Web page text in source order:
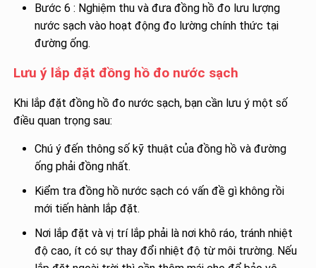
Bước 6 : Nghiệm thu và đưa đồng hồ đo lưu lượng
nước sạch vào hoạt động đo lường chính thức tại
đường ống.
Lưu ý lắp đặt đồng hồ đo nước sạch
Khi lắp đặt đồng hồ đo nước sạch, bạn cần lưu ý một số
điều quan trọng sau:
Chú ý đến thông số kỹ thuật của đồng hồ và đường
ống phải đồng nhất.
Kiểm tra đồng hồ nước sạch có vấn đề gì không rồi
mới tiến hành lắp đặt.
Nơi lắp đặt và vị trí lắp phải là nơi khô ráo, tránh nhiệt
độ cao, ít có sự thay đổi nhiệt độ từ môi trường. Nếu